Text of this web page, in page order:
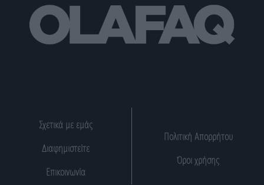
Σχετικά με εμάς
Διαφημιστείτε
Επικοινωνία
Πολιτική Απορρήτου
Όροι χρήσης